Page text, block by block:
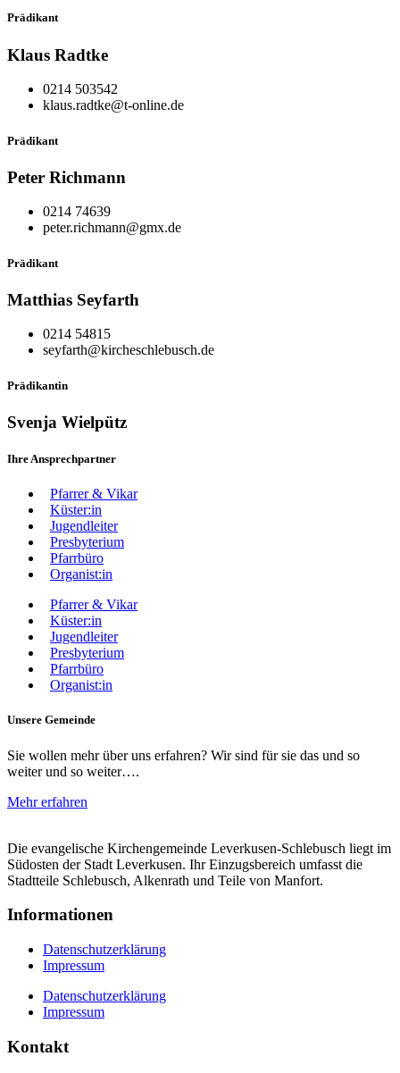
Prädikant
Klaus Radtke
0214 503542
klaus.radtke@t-online.de
Prädikant
Peter Richmann
0214 74639
peter.richmann@gmx.de
Prädikant
Matthias Seyfarth
0214 54815
seyfarth@kircheschlebusch.de
Prädikantin
Svenja Wielpütz
Ihre Ansprechpartner
Pfarrer & Vikar
Küster:in
Jugendleiter
Presbyterium
Pfarrbüro
Organist:in
Pfarrer & Vikar
Küster:in
Jugendleiter
Presbyterium
Pfarrbüro
Organist:in
Unsere Gemeinde
Sie wollen mehr über uns erfahren? Wir sind für sie das und so
weiter und so weiter….
Mehr erfahren
Die evangelische Kirchengemeinde Leverkusen-Schlebusch liegt im
Südosten der Stadt Leverkusen. Ihr Einzugsbereich umfasst die
Stadtteile Schlebusch, Alkenrath und Teile von Manfort.
Informationen
Datenschutzerklärung
Impressum
Datenschutzerklärung
Impressum
Kontakt